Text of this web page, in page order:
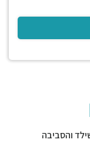
והסביבה